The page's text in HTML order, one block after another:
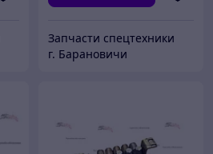
Запчасти спецтехники
г. Барановичи